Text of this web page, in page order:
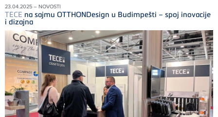
23.04.2025 – NOVOSTI
TECE na sajmu OTTHONDesign u Budimpešti – spoj inovacije
i dizajna